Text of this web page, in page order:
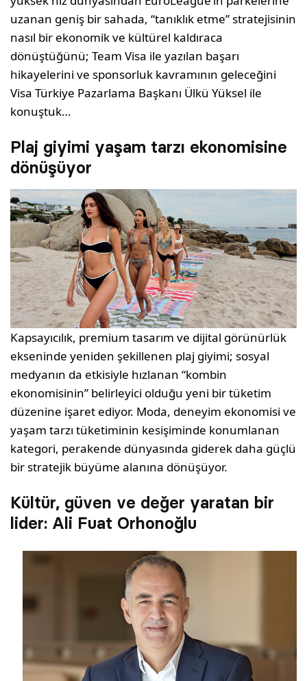
uzanan geniş bir sahada, “tanıklık etme” stratejisinin
nasıl bir ekonomik ve kültürel kaldıraca
dönüştüğünü; Team Visa ile yazılan başarı
hikayelerini ve sponsorluk kavramının geleceğini
Visa Türkiye Pazarlama Başkanı Ülkü Yüksel ile
konuştuk…
Plaj giyimi yaşam tarzı ekonomisine
dönüşüyor
Kapsayıcılık, premium tasarım ve dijital görünürlük
ekseninde yeniden şekillenen plaj giyimi; sosyal
medyanın da etkisiyle hızlanan “kombin
ekonomisinin” belirleyici olduğu yeni bir tüketim
düzenine işaret ediyor. Moda, deneyim ekonomisi ve
yaşam tarzı tüketiminin kesişiminde konumlanan
kategori, perakende dünyasında giderek daha güçlü
bir stratejik büyüme alanına dönüşüyor.
Kültür, güven ve değer yaratan bir
lider: Ali Fuat Orhonoğlu